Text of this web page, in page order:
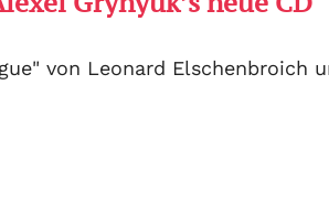
von Leonard Elschenbroich